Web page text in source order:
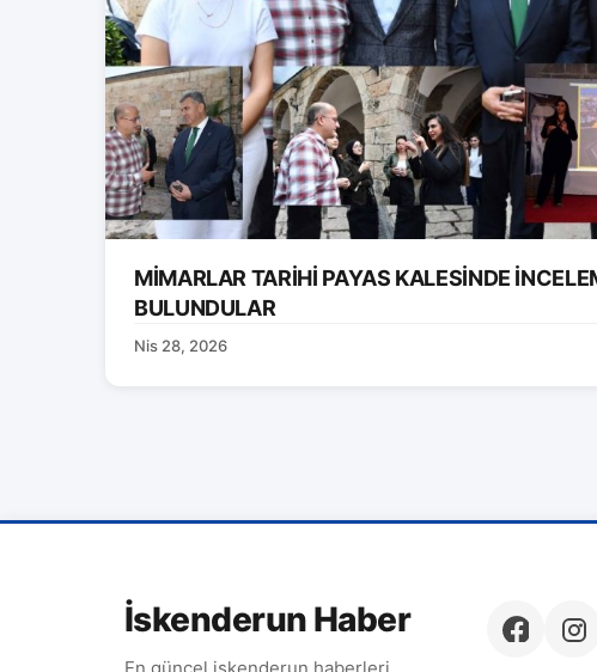
MİMARLAR TARİHİ PAYAS KALESİNDE
BULUNDULAR
Nis 28, 2026
İskenderun Haber